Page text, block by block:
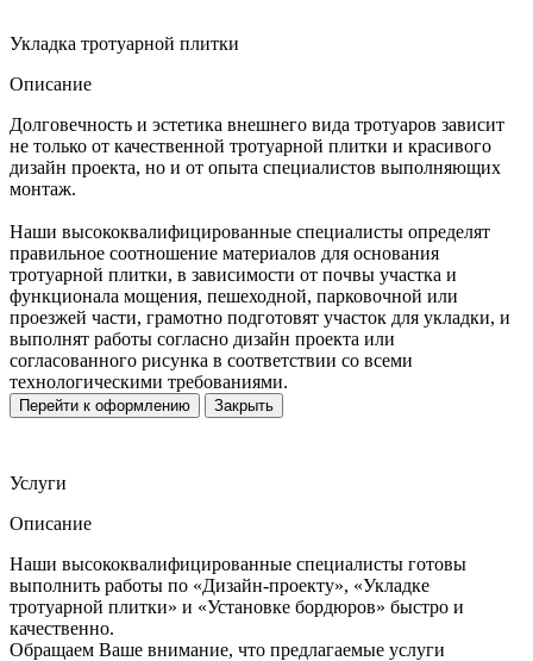
Укладка тротуарной плитки
Описание
Долговечность и эстетика внешнего вида тротуаров зависит
не только от качественной тротуарной плитки и красивого
дизайн проекта, но и от опыта специалистов выполняющих
монтаж.
Наши высококвалифицированные специалисты определят
правильное соотношение материалов для основания
тротуарной плитки, в зависимости от почвы участка и
функционала мощения, пешеходной, парковочной или
проезжей части, грамотно подготовят участок для укладки, и
выполнят работы согласно дизайн проекта или
согласованного рисунка в соответствии со всеми
технологическими требованиями.
Перейти к оформлению Закрыть
Услуги
Описание
Наши высококвалифицированные специалисты готовы
выполнить работы по «Дизайн-проекту», «Укладке
тротуарной плитки» и «Установке бордюров» быстро и
качественно.
Обращаем Ваше внимание, что предлагаемые услуги